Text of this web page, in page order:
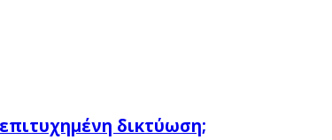
δικτύωση;